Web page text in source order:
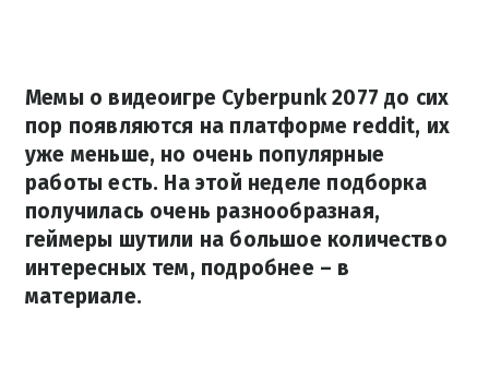
Мемы о видеоигре Cyberpunk 2077 до сих
пор появляются на платформе reddit, их
уже меньше, но очень популярные
работы есть. На этой неделе подборка
получилась очень разнообразная,
геймеры шутили на большое количество
интересных тем, подробнее – в
материале.